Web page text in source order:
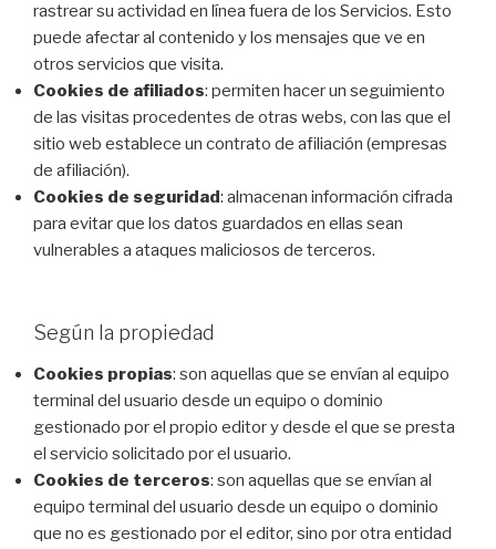
rastrear su actividad en línea fuera de los Servicios. Esto
puede afectar al contenido y los mensajes que ve en
otros servicios que visita.
Cookies de afiliados: permiten hacer un seguimiento
de las visitas procedentes de otras webs, con las que el
sitio web establece un contrato de afiliación (empresas
de afiliación).
Cookies de seguridad: almacenan información cifrada
para evitar que los datos guardados en ellas sean
vulnerables a ataques maliciosos de terceros.
Según la propiedad
Cookies propias: son aquellas que se envían al equipo
terminal del usuario desde un equipo o dominio
gestionado por el propio editor y desde el que se presta
el servicio solicitado por el usuario.
Cookies de terceros: son aquellas que se envían al
equipo terminal del usuario desde un equipo o dominio
que no es gestionado por el editor, sino por otra entidad